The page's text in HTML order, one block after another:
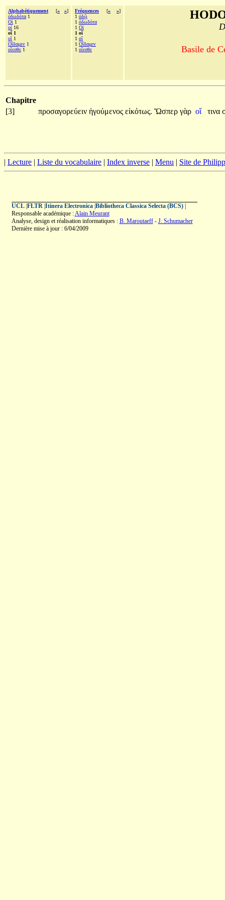
Alphabétiquement [« »]
ὀδωδότα 1
Οἱ 1
οἱ 16
οἵ 1
οἳ 1
Οἴδαμεν 1
οἴεσθε 1
Fréquences [« »]
1 ὁδῷ
1 ὀδωδότα
1 Οἱ
1 οἵ
1 οἳ
1 Οἴδαμεν
1 οἴεσθε Basile de
Chapitre
[3]
προσαγορεύειν ἡγούμενος εἰκότως. Ὥσπερ γὰρ οἵ τινα
| Lecture | Liste du vocabulaire | Index inverse | Menu | Site de
UCL| FLTR| Itinera Electronica| Bibliotheca Classica Selecta (BCS)|
Responsable académique :Alain Meurant
Analyse, design et réalisation informatiques : B. Maroutaeff- J. Schumacher
Dernière mise à jour : 6/04/2009